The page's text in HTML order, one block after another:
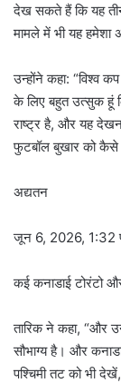
देख सकते हैं कि यह
मामले में भी यह हमेशा
उन्होंने कहा: “विश्व
के लिए बहुत उत्सुक हूं
राष्ट्र है, और यह
फुटबॉल बुखार को
अद्यतन
जून 6, 2026, 1:32
कई कनाडाई टोरंटो
तारिक ने कहा, “और
सौभाग्य है। और
पश्चिमी तट को भी